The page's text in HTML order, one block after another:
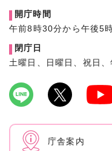
開庁時間
午前8時30分から午後5
閉庁日
土曜日、日曜日、祝日
庁舎案内